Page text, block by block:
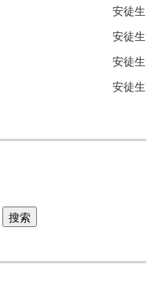
安徒生
安徒生
安徒生
安徒生